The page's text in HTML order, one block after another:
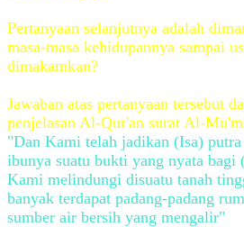
Pertanyaan selanjutnya adalah
masa-masa kehidupannya sampai
dimakamkan?
Jawaban atas pertanyaan tersebut
penjelasan Al-Qur'an surat Al-
"Dan Kami telah jadikan (Isa)
ibunya suatu bukti yang nyata bagi
Kami melindungi disuatu tanah
banyak terdapat padang-padang
sumber air bersih yang mengalir"